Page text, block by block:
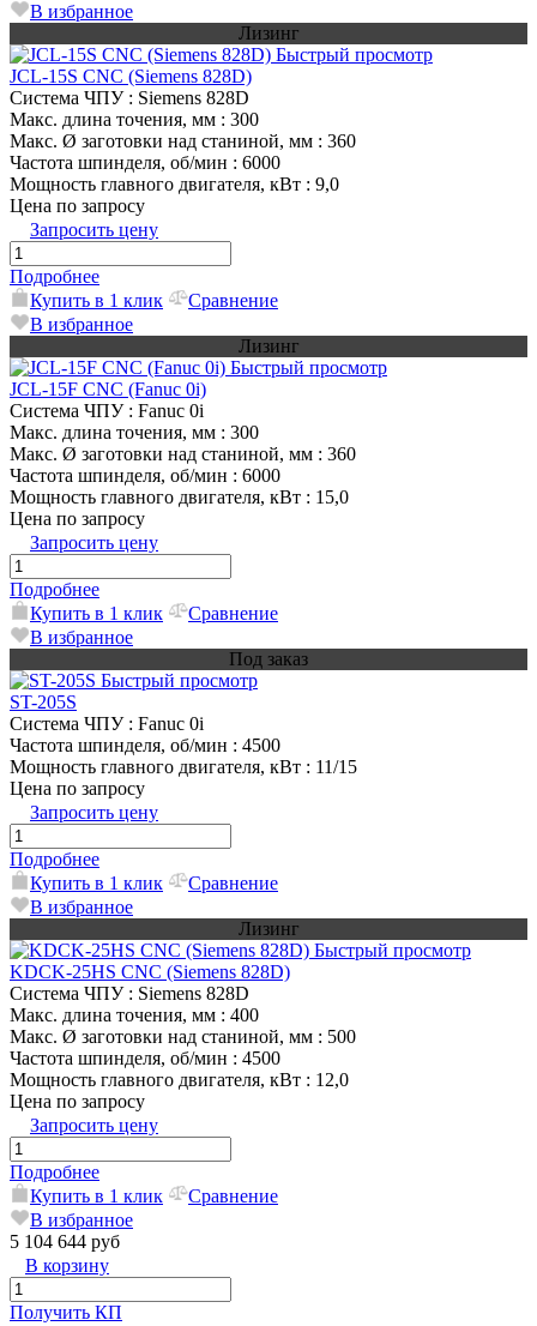
В избранное
Лизинг
Быстрый просмотр
JCL-15S CNC (Siemens 828D)
Система ЧПУ: Siemens 828D
Макс. длина точения, мм : 300
Макс. Ø заготовки над станиной, мм : 360
Частота шпинделя, об/мин : 6000
Мощность главного двигателя, кВт : 9,0
Цена по запросу
Запросить цену
Подробнее
Купить в 1 клик
Сравнение
В избранное
Лизинг
Быстрый просмотр
JCL-15F CNC (Fanuc 0i)
Система ЧПУ: Fanuc 0i
Макс. длина точения, мм : 300
Макс. Ø заготовки над станиной, мм : 360
Частота шпинделя, об/мин : 6000
Мощность главного двигателя, кВт : 15,0
Цена по запросу
Запросить цену
Подробнее
Купить в 1 клик
Сравнение
В избранное
Под заказ
Быстрый просмотр
ST-205S
Система ЧПУ: Fanuc 0i
Частота шпинделя, об/мин : 4500
Мощность главного двигателя, кВт : 11/15
Цена по запросу
Запросить цену
Подробнее
Купить в 1 клик
Сравнение
В избранное
Лизинг
Быстрый просмотр
KDCK-25HS CNC (Siemens 828D)
Система ЧПУ: Siemens 828D
Макс. длина точения, мм : 400
Макс. Ø заготовки над станиной, мм : 500
Частота шпинделя, об/мин : 4500
Мощность главного двигателя, кВт : 12,0
Цена по запросу
Запросить цену
Подробнее
Купить в 1 клик
Сравнение
В избранное
5 104 644 руб
В корзину
Получить КП